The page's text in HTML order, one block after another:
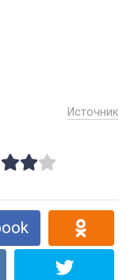
Источник